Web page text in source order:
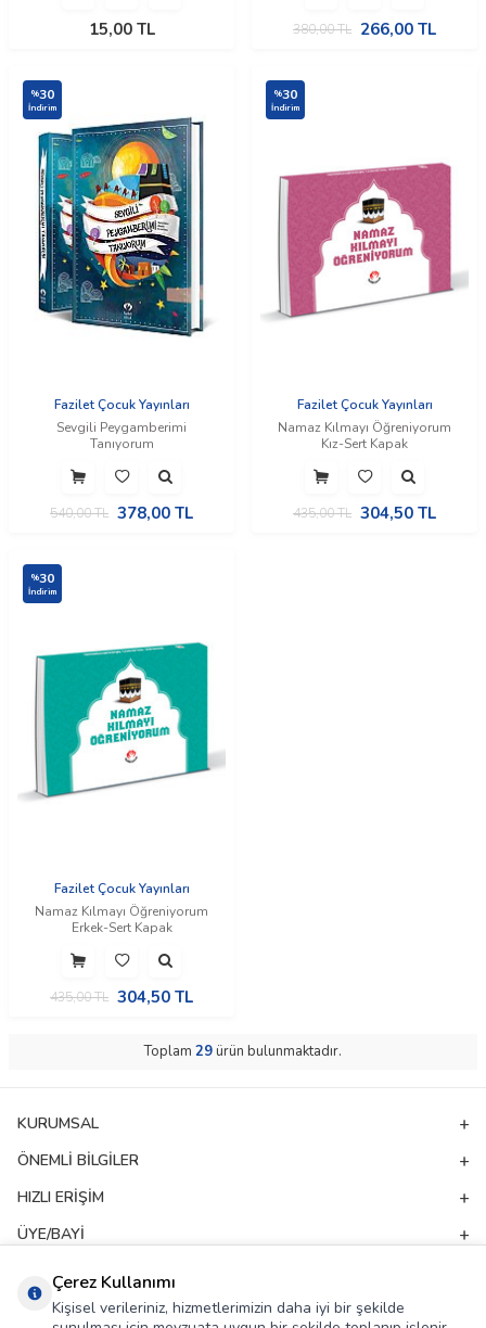
15,00TL 380,00TL 266,00 TL
%30
İndirim
Fazilet Çocuk Yayınları
Sevgili Peygamberimi
Tanıyorum
540,00TL 378,00 TL
%30
İndirim
Fazilet Çocuk Yayınları
Namaz Kılmayı Öğreniyorum
Kız-Sert Kapak
435,00TL 304,50 TL
%30
İndirim
Fazilet Çocuk Yayınları
Namaz Kılmayı Öğreniyorum
Erkek-Sert Kapak
435,00TL 304,50 TL
Toplam 29ürün bulunmaktadır.
KURUMSAL
ÖNEMLI BILGILER
HIZLI ERIŞIM
ÜYE/BAYI
ADRES & İLETIŞIM
Çerez Kullanımı
Kişisel verileriniz, hizmetlerimizin daha iyi bir şekilde